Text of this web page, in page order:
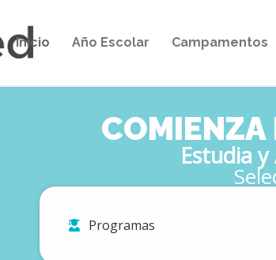
Inicio Año Escolar Campamentos
COMIENZA
Estudia